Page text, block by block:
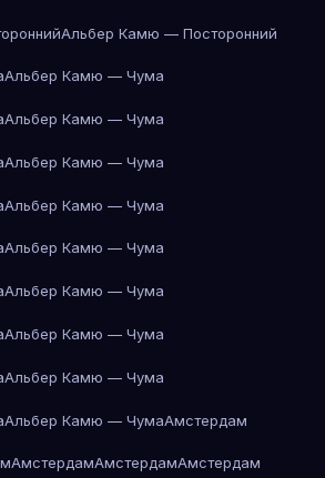
Альбер Камю — Посторонний
Альбер Камю — Чума
Альбер Камю — Чума
Альбер Камю — Чума
Альбер Камю — Чума
Альбер Камю — Чума
Альбер Камю — Чума
Альбер Камю — Чума
Альбер Камю — Чума
Альбер Камю — ЧумаАмстердам
АмстердамАмстердамАмстердам